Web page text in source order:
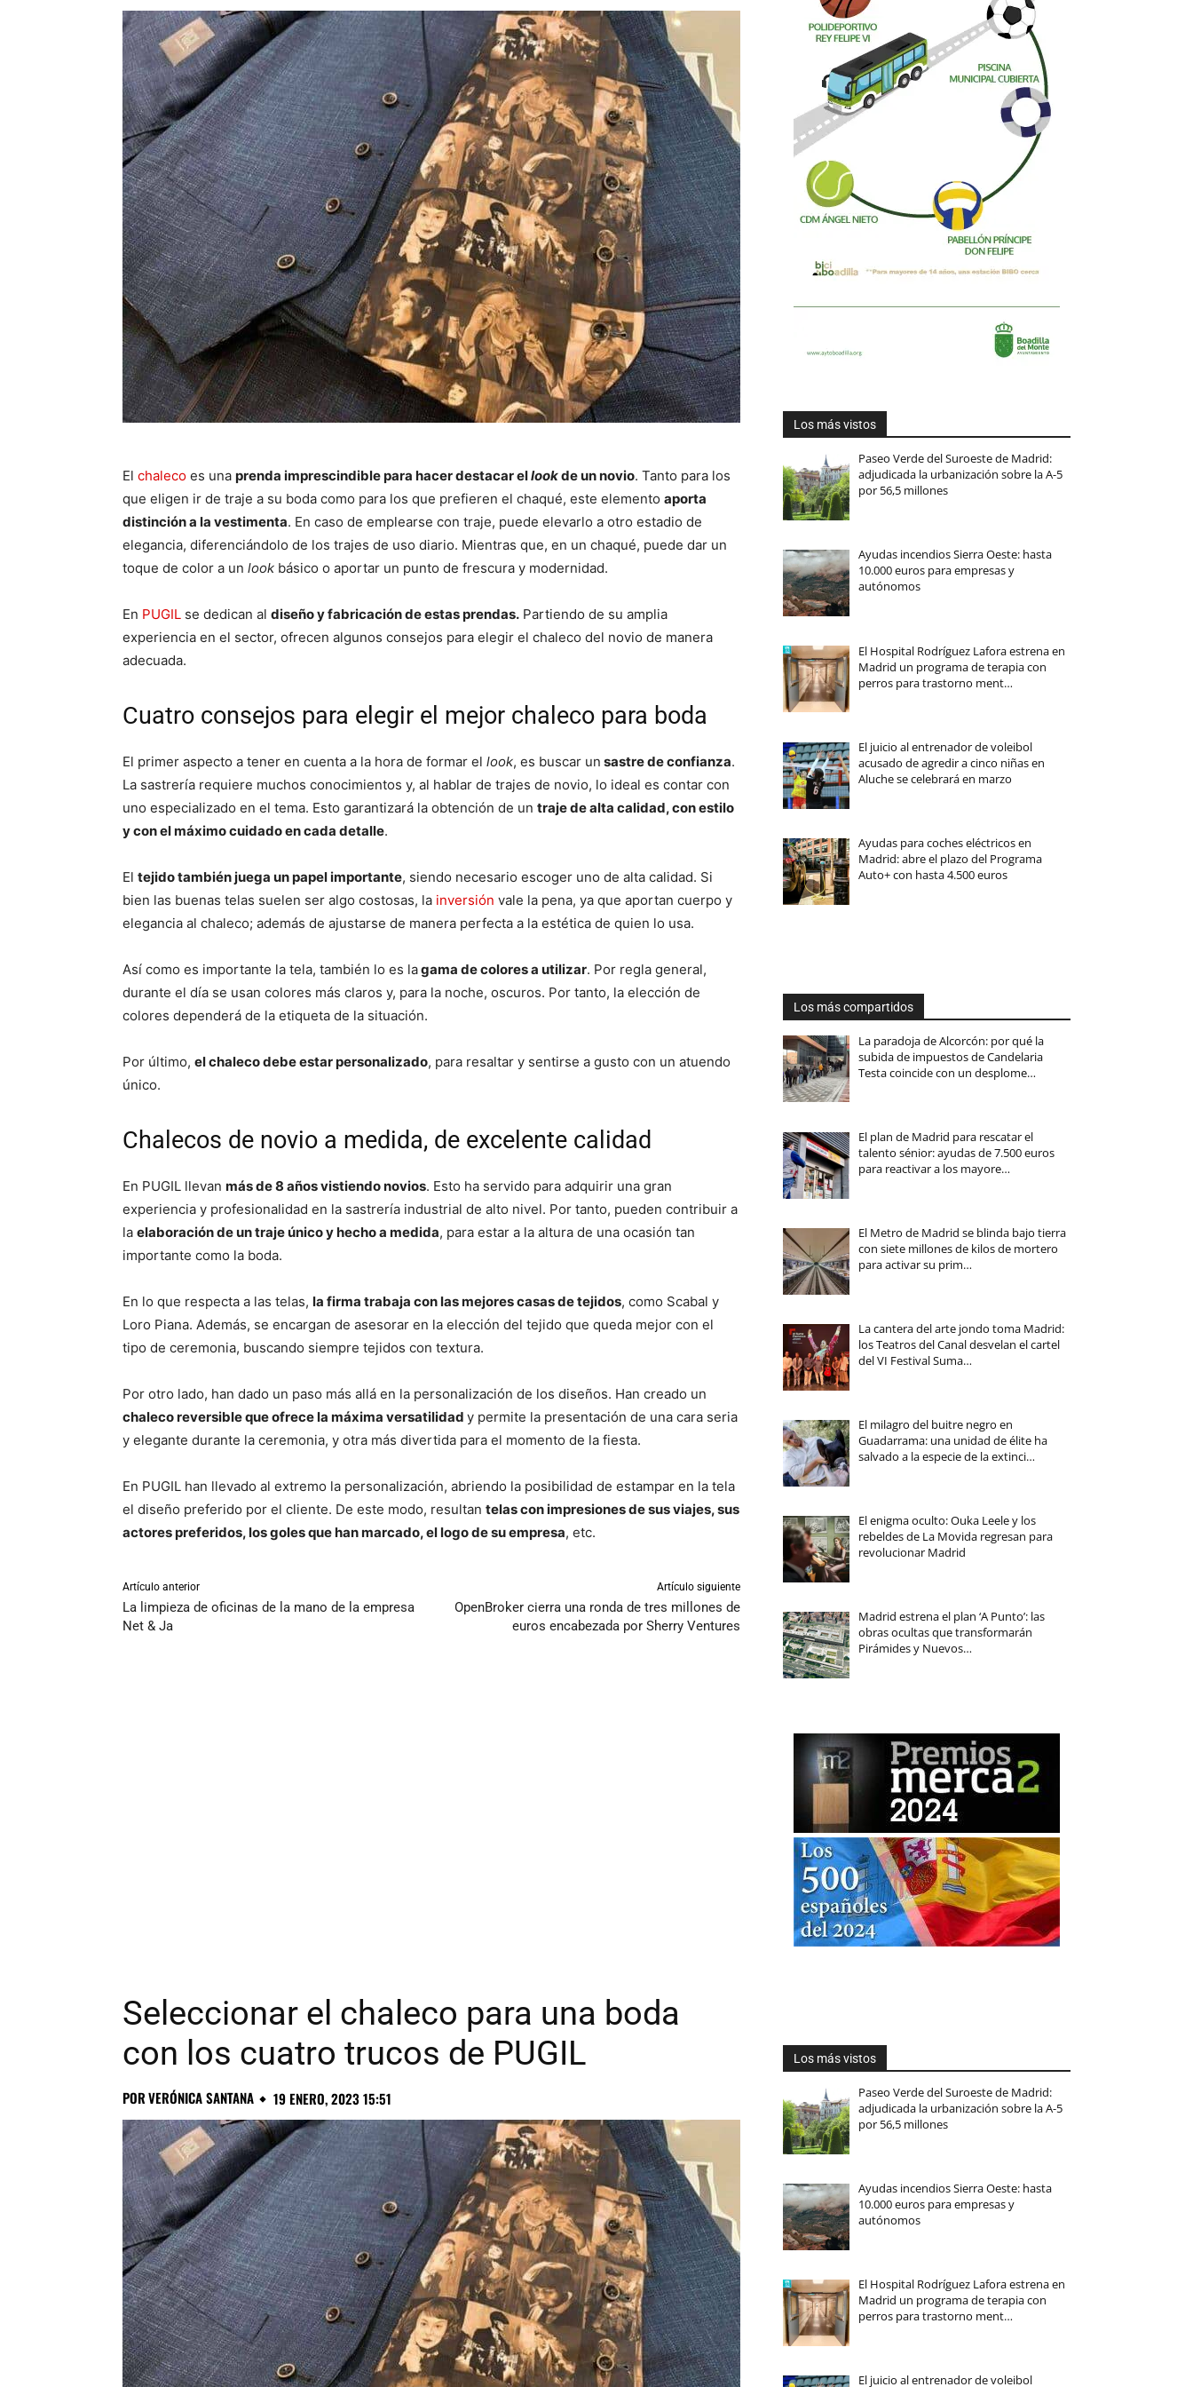
El chaleco es una prenda imprescindible para hacer destacar ellookde un novio. Tanto para los
que eligen ir de traje a su boda como para los que prefieren el chaqué, este elemento aporta
distinción a la vestimenta. En caso de emplearse con traje, puede elevarlo a otro estadio de
elegancia, diferenciándolo de los trajes de uso diario. Mientras que, en un chaqué, puede dar un
toque de color a un look básico o aportar un punto de frescura y modernidad.
En PUGIL se dedican al diseño y fabricación de estas prendas. Partiendo de su amplia
experiencia en el sector, ofrecen algunos consejos para elegir el chaleco del novio de manera
adecuada.
Cuatro consejos para elegir el mejor chaleco para boda
El primer aspecto a tener en cuenta a la hora de formar el look, es buscar un sastre de confianza.
La sastrería requiere muchos conocimientos y, al hablar de trajes de novio, lo ideal es contar con
uno especializado en el tema. Esto garantizará la obtención de un traje de alta calidad, con estilo
y con el máximo cuidado en cada detalle.
El tejido también juega un papel importante, siendo necesario escoger uno de alta calidad. Si
bien las buenas telas suelen ser algo costosas, la inversión vale la pena, ya que aportan cuerpo y
elegancia al chaleco; además de ajustarse de manera perfecta a la estética de quien lo usa.
Así como es importante la tela, también lo es lagama de colores a utilizar. Por regla general,
durante el día se usan colores más claros y, para la noche, oscuros. Por tanto, la elección de
colores dependerá de la etiqueta de la situación.
Por último, el chaleco debe estar personalizado, para resaltar y sentirse a gusto con un atuendo
único.
Chalecos de novio a medida, de excelente calidad
En PUGIL llevan más de 8 años vistiendo novios. Esto ha servido para adquirir una gran
experiencia y profesionalidad en la sastrería industrial de alto nivel. Por tanto, pueden contribuir a
la elaboración de un traje único y hecho a medida, para estar a la altura de una ocasión tan
importante como la boda.
En lo que respecta a las telas, la firma trabaja con las mejores casas de tejidos, como Scabal y
Loro Piana. Además, se encargan de asesorar en la elección del tejido que queda mejor con el
tipo de ceremonia, buscando siempre tejidos con textura.
Por otro lado, han dado un paso más allá en la personalización de los diseños. Han creado un
chaleco reversible que ofrece la máxima versatilidad y permite la presentación de una cara seria
y elegante durante la ceremonia, y otra más divertida para el momento de la fiesta.
En PUGIL han llevado al extremo la personalización, abriendo la posibilidad de estampar en la tela
el diseño preferido por el cliente. De este modo, resultan telas con impresiones de sus viajes, sus
actores preferidos, los goles que han marcado, el logo de su empresa, etc.
Artículo anterior
La limpieza de oficinas de la mano de la empresa
Net & Ja
Artículo siguiente
OpenBroker cierra una ronda de tres millones de
euros encabezada por Sherry Ventures
Los más vistos
Paseo Verde del Suroeste de Madrid:
adjudicada la urbanización sobre la A-5
por 56,5 millones
Ayudas incendios Sierra Oeste: hasta
10.000 euros para empresas y
autónomos
El Hospital Rodríguez Lafora estrena en
Madrid un programa de terapia con
perros para trastorno ment…
El juicio al entrenador de voleibol
acusado de agredir a cinco niñas en
Aluche se celebrará en marzo
Ayudas para coches eléctricos en
Madrid: abre el plazo del Programa
Auto+ con hasta 4.500 euros
Los más compartidos
La paradoja de Alcorcón: por qué la
subida de impuestos de Candelaria
Testa coincide con un desplome…
El plan de Madrid para rescatar el
talento sénior: ayudas de 7.500 euros
para reactivar a los mayore…
El Metro de Madrid se blinda bajo tierra
con siete millones de kilos de mortero
para activar su prim…
La cantera del arte jondo toma Madrid:
los Teatros del Canal desvelan el cartel
del VI Festival Suma…
El milagro del buitre negro en
Guadarrama: una unidad de élite ha
salvado a la especie de la extinci…
El enigma oculto: Ouka Leele y los
rebeldes de La Movida regresan para
revolucionar Madrid
Madrid estrena el plan ‘A Punto’: las
obras ocultas que transformarán
Pirámides y Nuevos…
Seleccionar el chaleco para una boda
con los cuatro trucos de PUGIL
PORVERÓNICA SANTANA 19 ENERO, 2023 15:51
Los más vistos
Paseo Verde del Suroeste de Madrid:
adjudicada la urbanización sobre la A-5
por 56,5 millones
Ayudas incendios Sierra Oeste: hasta
10.000 euros para empresas y
autónomos
El Hospital Rodríguez Lafora estrena en
Madrid un programa de terapia con
perros para trastorno ment…
El juicio al entrenador de voleibol